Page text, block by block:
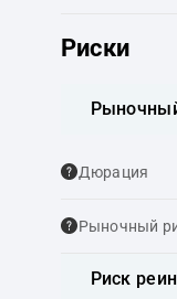
Риски
Дюрация
Рыночный
Риск